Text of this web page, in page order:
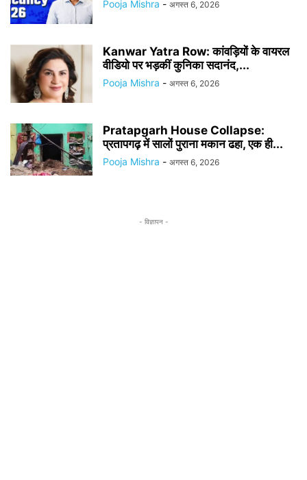
Pooja Mishra - अगस्त 6, 2026
Kanwar Yatra Row: कांवड़ियों के वायरल
वीडियो पर भड़कीं कुनिका सदानंद,...
Pooja Mishra - अगस्त 6, 2026
Pratapgarh House Collapse:
प्रतापगढ़ में सालों पुराना मकान ढहा, एक ही...
Pooja Mishra - अगस्त 6, 2026
- विज्ञापन -